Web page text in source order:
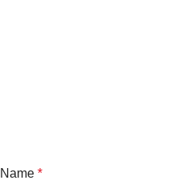
Name *